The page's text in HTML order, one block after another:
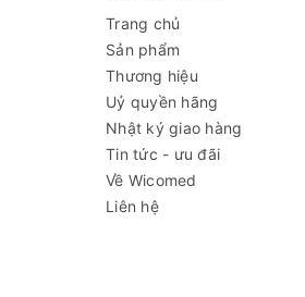
(NW/ GW)
Nguồn điện
Cung cấp bao gồm:
✅ Giá để mẫu sấy : 2 khay
Trang chủ
Sản phẩm
Thương hiệu
Uỷ quyền hãng
Nhật ký giao hàng
Tin tức - ưu đãi
Về Wicomed
Liên hệ